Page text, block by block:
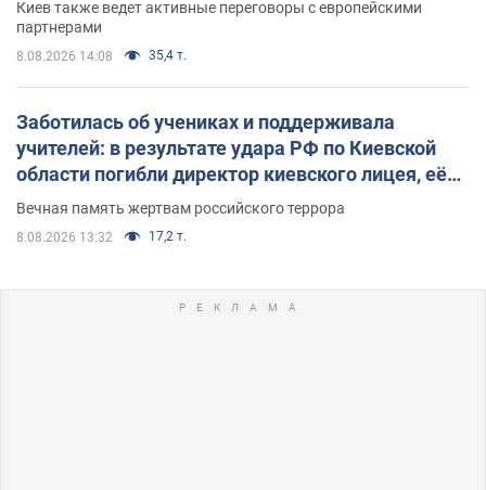
Киев также ведет активные переговоры с европейскими
партнерами
8.08.2026 14:08 35,4 т.
Заботилась об учениках и поддерживала
учителей: в результате удара РФ по Киевской
области погибли директор киевского лицея, её
муж и внук
Вечная память жертвам российского террора
8.08.2026 13:32 17,2 т.